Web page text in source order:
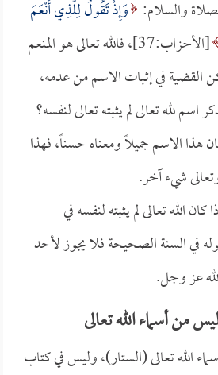
والسلام: وَإِذْ تَقُولُ لِلَّذِي أَنْعَمَ
[الأحزاب:37]، فالله تعالى هو المنعم
القضية في إثبات الاسم من عدمه،
لله تعالى لم يثبته تعالى لنفسه؟
الاسم جميلاً ومعناه حسناً، فهذا
شيء آخر.
الله تعالى لم يثبته لنفسه في
في السنة الصحيحة فلا يجوز لأحد
عز وجل.
من أسماء الله تعالى
الله تعالى (الستار)، وليس في كتاب